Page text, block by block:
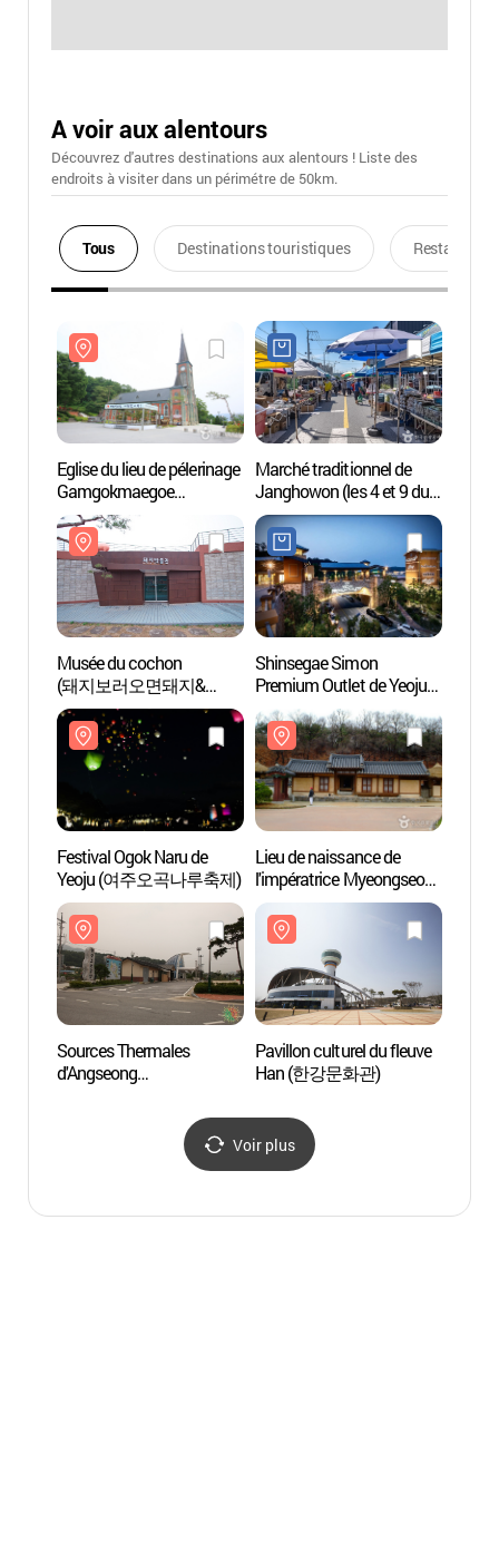
A voir aux alentours
Découvrez d'autres destinations aux alentours ! Liste des
endroits à visiter dans un périmétre de 50km.
Tous Destinations touristiques Restaurants
Eglise du lieu de pélerinage
Gamgokmaegoe
(감곡매괴성모순례지성
당)
Marché traditionnel de
Janghowon (les 4 et 9 du
mois) (장호원재래시장(4,
9일))
Musée du cochon
(돼지보러오면돼지&
돼지박물관)
Shinsegae Simon
Premium Outlet de Yeoju
(신세계사이먼 여주
프리미엄 아울렛 )
Festival Ogok Naru de
Yeoju (여주오곡나루축제)
Lieu de naissance de
l'impératrice Myeongseong
(Reine Min) (명성황후
생가)
Sources Thermales
d'Angseong
Pavillon culturel du fleuve
Han (한강문화관)
Voir plus